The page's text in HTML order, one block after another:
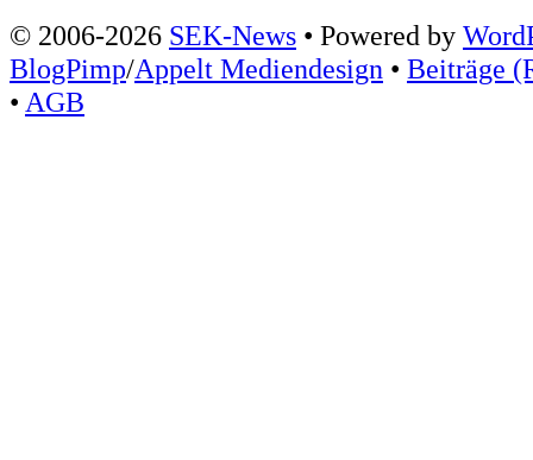
© 2006-2026 SEK-News • Powered by
BlogPimp/Appelt Mediendesign • Beiträge
• AGB